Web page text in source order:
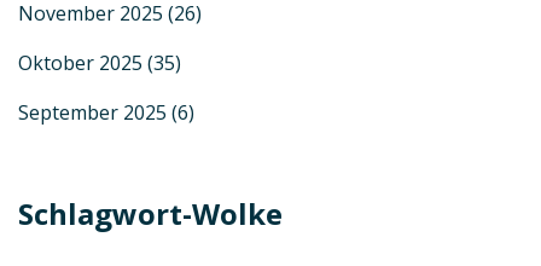
November 2025 (26)
Oktober 2025 (35)
September 2025 (6)
Schlagwort-Wolke